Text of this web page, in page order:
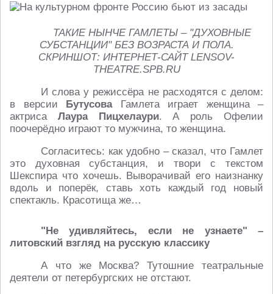
ТАКИЕ НЫНЧЕ ГАМЛЕТЫ – "ДУХОВНЫЕ
СУБСТАНЦИИ" БЕЗ ВОЗРАСТА И ПОЛА.
СКРИНШОТ: ИНТЕРНЕТ-САЙТ LENSOV-
THEATRE.SPB.RU
И слова у режиссёра не расходятся с делом:
в версии Бутусова Гамлета играет женщина –
актриса Лаура Пицхелаури. А роль Офелии
поочерёдно играют то мужчина, то женщина.
Согласитесь: как удобно – сказал, что Гамлет
это духовная субстанция, и твори с текстом
Шекспира что хочешь. Выворачивай его наизнанку
вдоль и поперёк, ставь хоть каждый год новый
спектакль. Красотища же…
"Не удивляйтесь, если не узнаете" –
литовский взгляд на русскую классику
А что же Москва? Тутошние театральные
деятели от петербургских не отстают.